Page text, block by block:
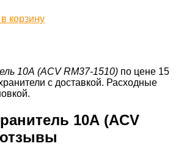
корзину
10А (ACV RM37-1510) по цене 15
с доставкой. Расходные
10А (ACV
отзывы